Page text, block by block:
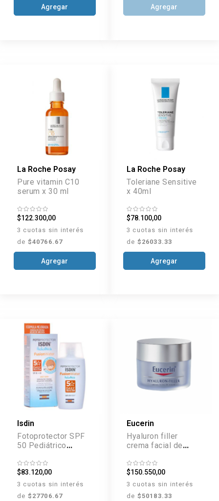
Agregar Agregar
La Roche Posay
Pure vitamin C10
serum x 30 ml
$122.300,00
3 cuotas sin interés
de $40766.67
Agregar
La Roche Posay
Toleriane Sensitive
x 40ml
$78.100,00
3 cuotas sin interés
de $26033.33
Agregar
Isdin
Fotoprotector SPF
50 Pediátrico
ml
$83.120,00
3 cuotas sin interés
de $27706.67
Eucerin
Hyaluron filler
crema facial de
$150.550,00
3 cuotas sin interés
de $50183.33